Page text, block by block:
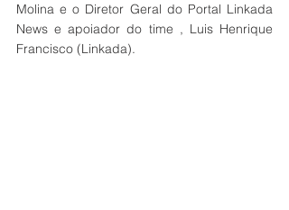
Molina e o Diretor Geral do Portal Linkada
News e apoiador do time , Luis Henrique
Francisco (Linkada).